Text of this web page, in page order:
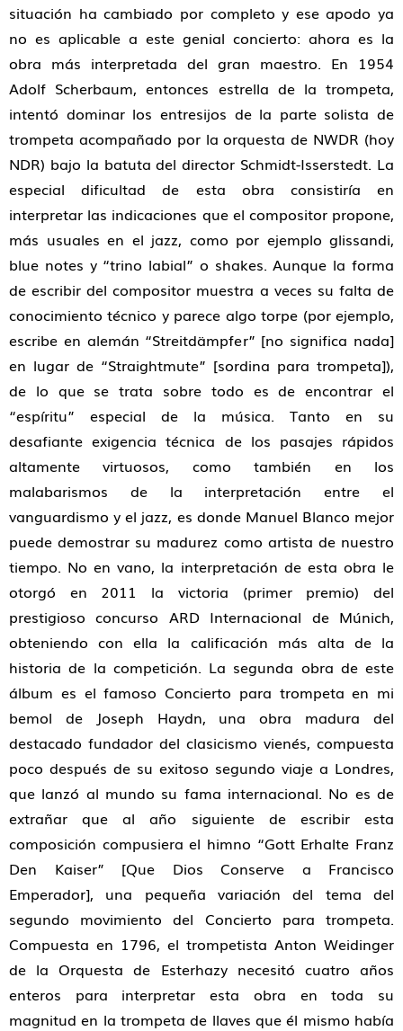
situación ha cambiado por completo y ese apodo ya
no es aplicable a este genial concierto: ahora es la
obra más interpretada del gran maestro. En 1954
Adolf Scherbaum, entonces estrella de la trompeta,
intentó dominar los entresijos de la parte solista de
trompeta acompañado por la orquesta de NWDR (hoy
NDR) bajo la batuta del director Schmidt-Isserstedt. La
especial dificultad de esta obra consistiría en
interpretar las indicaciones que el compositor propone,
más usuales en el jazz, como por ejemplo glissandi,
blue notes y “trino labial” o shakes. Aunque la forma
de escribir del compositor muestra a veces su falta de
conocimiento técnico y parece algo torpe (por ejemplo,
escribe en alemán “Streitdämpfer” [no significa nada]
en lugar de “Straightmute” [sordina para trompeta]),
de lo que se trata sobre todo es de encontrar el
“espíritu” especial de la música. Tanto en su
desafiante exigencia técnica de los pasajes rápidos
altamente virtuosos, como también en los
malabarismos de la interpretación entre el
vanguardismo y el jazz, es donde Manuel Blanco mejor
puede demostrar su madurez como artista de nuestro
tiempo. No en vano, la interpretación de esta obra le
otorgó en 2011 la victoria (primer premio) del
prestigioso concurso ARD Internacional de Múnich,
obteniendo con ella la calificación más alta de la
historia de la competición. La segunda obra de este
álbum es el famoso Concierto para trompeta en mi
bemol de Joseph Haydn, una obra madura del
destacado fundador del clasicismo vienés, compuesta
poco después de su exitoso segundo viaje a Londres,
que lanzó al mundo su fama internacional. No es de
extrañar que al año siguiente de escribir esta
composición compusiera el himno “Gott Erhalte Franz
Den Kaiser” [Que Dios Conserve a Francisco
Emperador], una pequeña variación del tema del
segundo movimiento del Concierto para trompeta.
Compuesta en 1796, el trompetista Anton Weidinger
de la Orquesta de Esterhazy necesitó cuatro años
enteros para interpretar esta obra en toda su
magnitud en la trompeta de llaves que él mismo había